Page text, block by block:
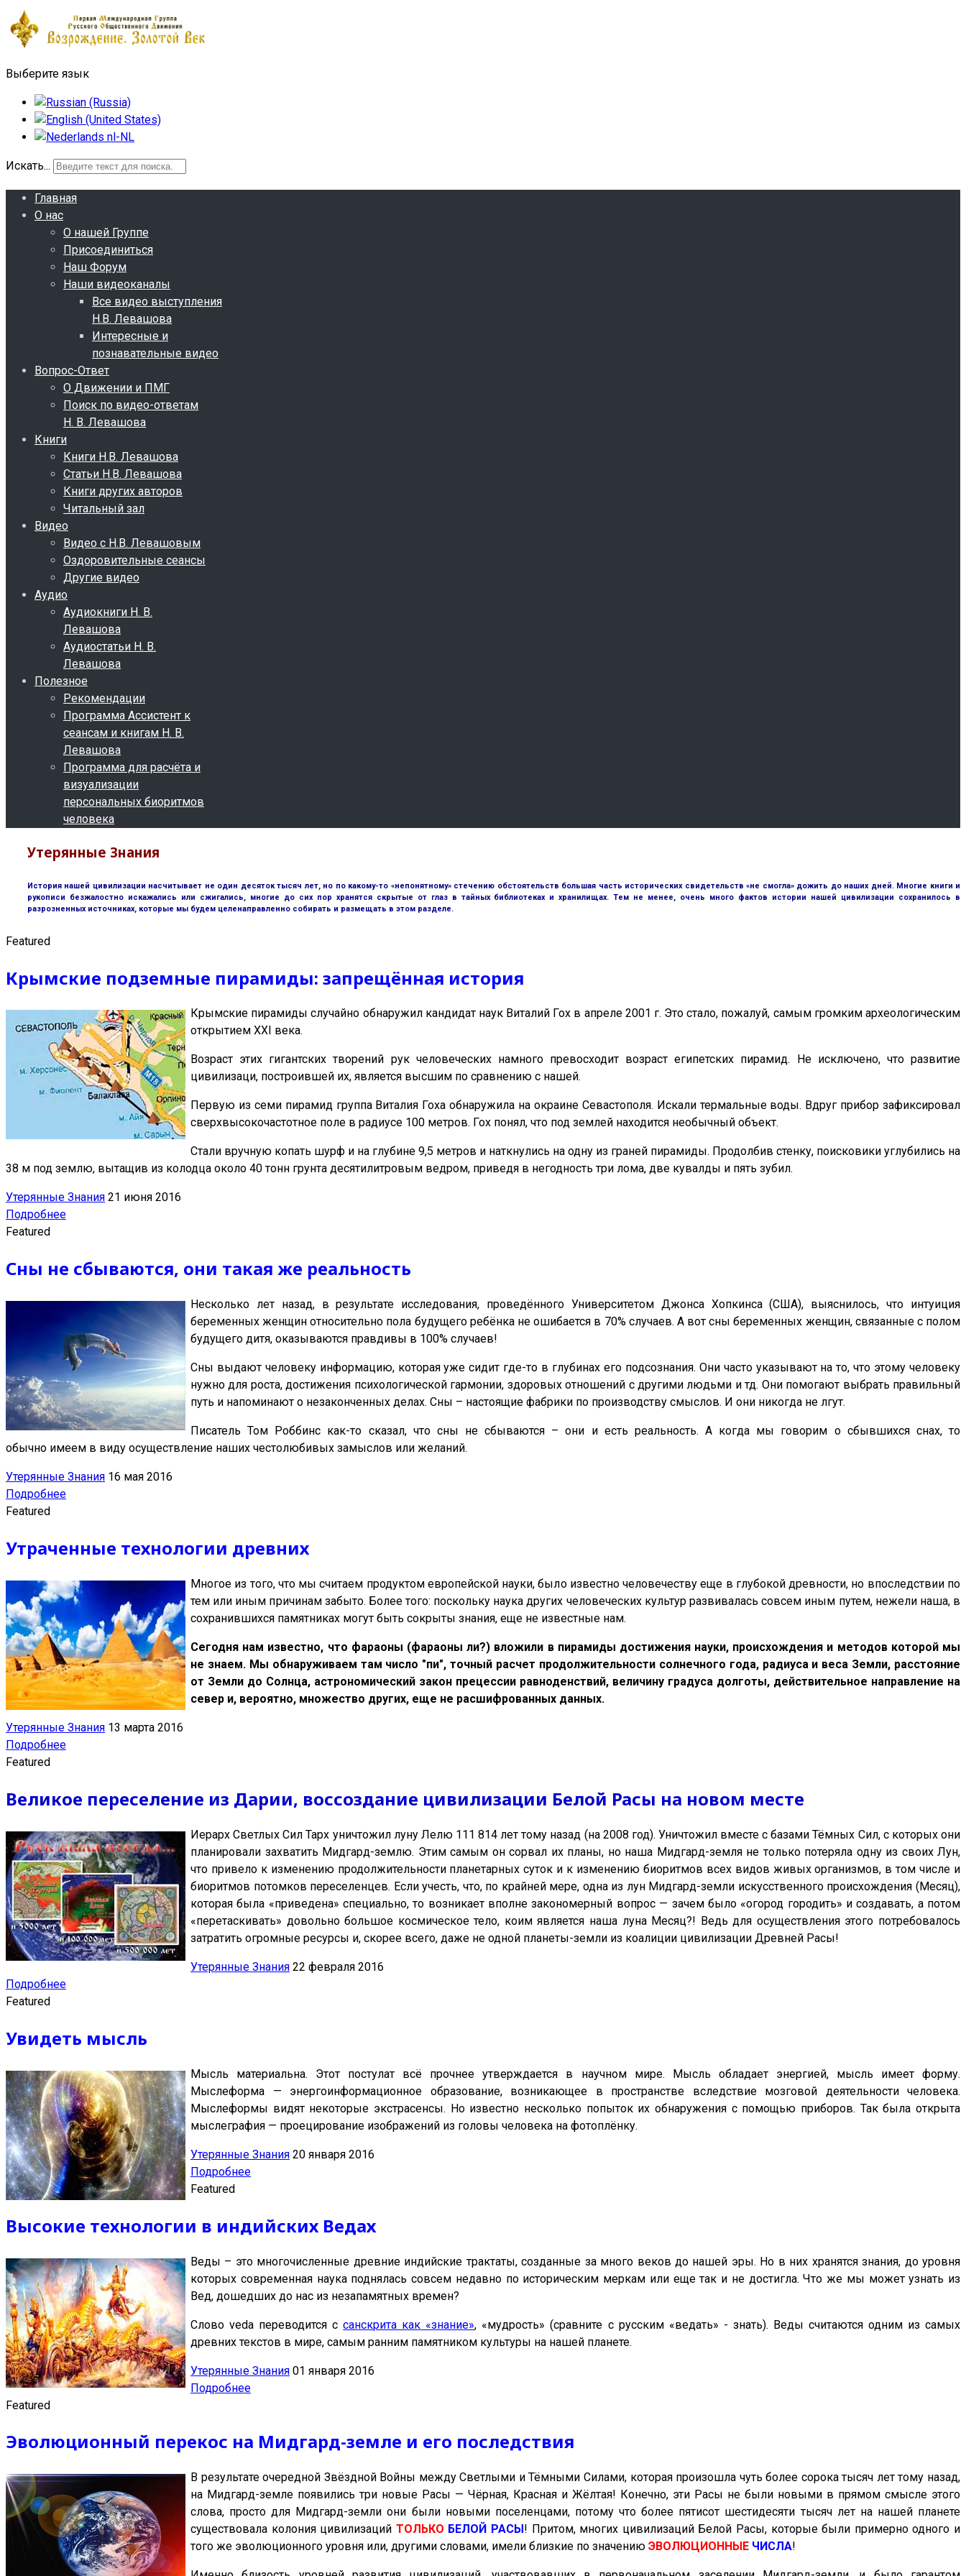
Выберите язык
Искать...
Главная
О нас
О нашей Группе
Присоединиться
Наш Форум
Наши видеоканалы
Все видео выступления
Н.В. Левашова
Интересные и
познавательные видео
Вопрос-Ответ
О Движении и ПМГ
Поиск по видео-ответам
Н. В. Левашова
Книги
Книги Н.В. Левашова
Статьи Н.В. Левашова
Книги других авторов
Читальный зал
Видео
Видео с Н.В. Левашовым
Оздоровительные сеансы
Другие видео
Аудио
Аудиокниги Н. В.
Левашова
Аудиостатьи Н. В.
Левашова
Полезное
Рекомендации
Программа Ассистент к
сеансам и книгам Н. В.
Левашова
Программа для расчёта и
визуализации
персональных биоритмов
человека
Утерянные Знания
История нашей цивилизации насчитывает не один десяток тысяч лет, но по какому-то «непонятному» стечению обстоятельств большая часть исторических свидетельств «не смогла» дожить до наших дней. Многие книги и
рукописи безжалостно искажались или сжигались, многие до сих пор хранятся скрытые от глаз в тайных библиотеках и хранилищах. Тем не менее, очень много фактов истории нашей цивилизации сохранилось в
разрозненных источниках, которые мы будем целенаправленно собирать и размещать в этом разделе.
Featured
Крымские подземные пирамиды: запрещённая история
Крымские пирамиды случайно обнаружил кандидат наук Виталий Гох в апреле 2001 г. Это стало, пожалуй, самым громким археологическим
открытием XXI века.
Возраст этих гигантских творений рук человеческих намного превосходит возраст египетских пирамид. Не исключено, что развитие
цивилизаци, построившей их, является высшим по сравнению с нашей.
Первую из семи пирамид группа Виталия Гоха обнаружила на окраине Севастополя. Искали термальные воды. Вдруг прибор зафиксировал
сверхвысокочастотное поле в радиусе 100 метров. Гох понял, что под землей находится необычный объект.
Стали вручную копать шурф и на глубине 9,5 метров и наткнулись на одну из граней пирамиды. Продолбив стенку, поисковики углубились на
38 м под землю, вытащив из колодца около 40 тонн грунта десятилитровым ведром, приведя в негодность три лома, две кувалды и пять зубил.
Утерянные Знания 21 июня 2016
Подробнее
Featured
Сны не сбываются, они такая же реальность
Несколько лет назад, в результате исследования, проведённого Университетом Джонса Хопкинса (США), выяснилось, что интуиция
беременных женщин относительно пола будущего ребёнка не ошибается в 70% случаев. А вот сны беременных женщин, связанные с полом
будущего дитя, оказываются правдивы в 100% случаев!
Сны выдают человеку информацию, которая уже сидит где-то в глубинах его подсознания. Они часто указывают на то, что этому человеку
нужно для роста, достижения психологической гармонии, здоровых отношений с другими людьми и тд. Они помогают выбрать правильный
путь и напоминают о незаконченных делах. Сны – настоящие фабрики по производству смыслов. И они никогда не лгут.
Писатель Том Роббинс как-то сказал, что сны не сбываются – они и есть реальность. А когда мы говорим о сбывшихся снах, то
обычно имеем в виду осуществление наших честолюбивых замыслов или желаний.
Утерянные Знания 16 мая 2016
Подробнее
Featured
Утраченные технологии древних
Многое из того, что мы считаем продуктом европейской науки, было известно человечеству еще в глубокой древности, но впоследствии по
тем или иным причинам забыто. Более того: поскольку наука других человеческих культур развивалась совсем иным путем, нежели наша, в
сохранившихся памятниках могут быть сокрыты знания, еще не известные нам.
Сегодня нам известно, что фараоны (фараоны ли?) вложили в пирамиды достижения науки, происхождения и методов которой мы
не знаем. Мы обнаруживаем там число "пи", точный расчет продолжительности солнечного года, радиуса и веса Земли, расстояние
от Земли до Солнца, астрономический закон прецессии равноденствий, величину градуса долготы, действительное направление на
север и, вероятно, множество других, еще не расшифрованных данных.
Утерянные Знания 13 марта 2016
Подробнее
Featured
Великое переселение из Дарии, воссоздание цивилизации Белой Расы на новом месте
Иерарх Светлых Сил Тарх уничтожил луну Лелю 111 814 лет тому назад (на 2008 год). Уничтожил вместе с базами Тёмных Сил, с которых они
планировали захватить Мидгард-землю. Этим самым он сорвал их планы, но наша Мидгард-земля не только потеряла одну из своих Лун,
что привело к изменению продолжительности планетарных суток и к изменению биоритмов всех видов живых организмов, в том числе и
биоритмов потомков переселенцев. Если учесть, что, по крайней мере, одна из лун Мидгард-земли искусственного происхождения (Месяц),
которая была «приведена» специально, то возникает вполне закономерный вопрос — зачем было «огород городить» и создавать, а потом
«перетаскивать» довольно большое космическое тело, коим является наша луна Месяц?! Ведь для осуществления этого потребовалось
затратить огромные ресурсы и, скорее всего, даже не одной планеты-земли из коалиции цивилизации Древней Расы!
Утерянные Знания 22 февраля 2016
Подробнее
Featured
Увидеть мысль
Мысль материальна. Этот постулат всё прочнее утверждается в научном мире. Мысль обладает энергией, мысль имеет форму.
Мыслеформа — энергоинформационное образование, возникающее в пространстве вследствие мозговой деятельности человека.
Мыслеформы видят некоторые экстрасенсы. Но известно несколько попыток их обнаружения с помощью приборов. Так была открыта
мыслеграфия — проецирование изображений из головы человека на фотоплёнку.
Утерянные Знания 20 января 2016
Подробнее
Featured
Высокие технологии в индийских Ведах
Веды – это многочисленные древние индийские трактаты, созданные за много веков до нашей эры. Но в них хранятся знания, до уровня
которых современная наука поднялась совсем недавно по историческим меркам или еще так и не достигла. Что же мы может узнать из
Вед, дошедших до нас из незапамятных времен?
Слово veda переводится ссанскрита как «знание», «мудрость» (сравните с русским «ведать» - знать). Веды считаются одним из самых
древних текстов в мире, самым ранним памятником культуры на нашей планете.
Утерянные Знания 01 января 2016
Подробнее
Featured
Эволюционный перекос на Мидгард-земле и его последствия
В результате очередной Звёздной Войны между Светлыми и Тёмными Силами, которая произошла чуть более сорока тысяч лет тому назад,
на Мидгард-земле появились три новые Расы — Чёрная, Красная и Жёлтая! Конечно, эти Расы не были новыми в прямом смысле этого
слова, просто для Мидгард-земли они были новыми поселенцами, потому что более пятисот шестидесяти тысяч лет на нашей планете
существовала колония цивилизаций ТОЛЬКО БЕЛОЙ РАСЫ ! Притом, многих цивилизаций Белой Расы, которые были примерно одного и
того же эволюционного уровня или, другими словами, имели близкие по значению ЭВОЛЮЦИОННЫЕ ЧИСЛА!